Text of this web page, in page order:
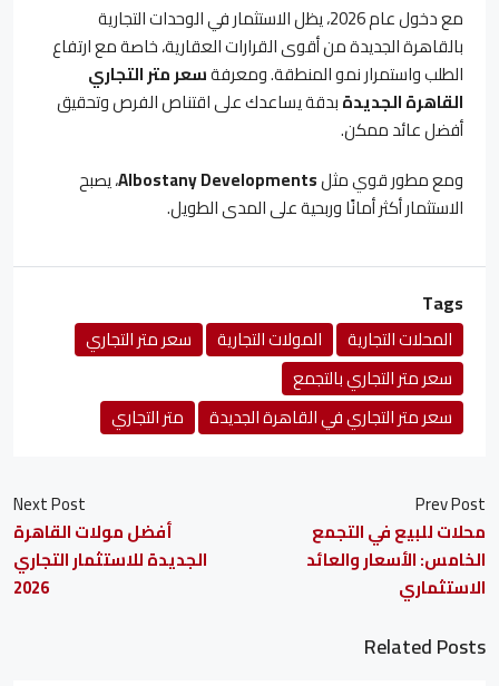
مع دخول عام 2026، يظل الاستثمار في الوحدات التجارية
بالقاهرة الجديدة من أقوى القرارات العقارية، خاصة مع ارتفاع
الطلب واستمرار نمو المنطقة. ومعرفةسعر متر التجاري
القاهرة الجديدةبدقة يساعدك على اقتناص الفرص وتحقيق
أفضل عائد ممكن.
ومع مطور قوي مثلAlbostany Developments، يصبح
الاستثمار أكثر أمانًا وربحية على المدى الطويل.
Tags
المحلات التجارية المولات التجارية
سعر متر التجاري
سعر متر التجاري بالتجمع
سعر متر التجاري في القاهرة الجديدة
متر التجاري
Prev Post
محلات للبيع في التجمع
الخامس: الأسعار والعائد
الاستثماري
Next Post
أفضل مولات القاهرة
الجديدة للاستثمار التجاري
2026
Related Posts